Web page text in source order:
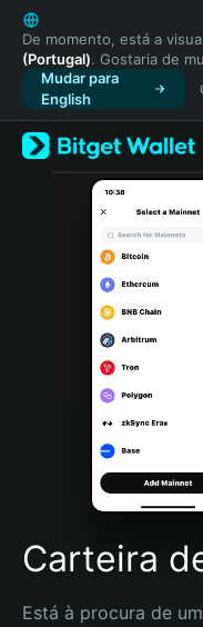
English
日本語
Tiếng Việt
Русский
Español (Latinoamérica)
Türkçe
Italiano
Português (Portugal)
Bahasa Indonesia
Português (Brasil)
Español (Argentina)
De momento, está a
(Portugal). Gostaria de
Mudar para
English
Carteira
Está à procura de